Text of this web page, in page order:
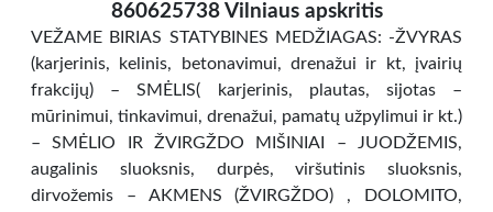
860625738 Vilniaus apskritis
VEŽAME BIRIAS STATYBINES MEDŽIAGAS: -ŽVYRAS
(karjerinis, kelinis, betonavimui, drenažui ir kt, įvairių
frakcijų) – SMĖLIS( karjerinis, plautas, sijotas –
mūrinimui, tinkavimui, drenažui, pamatų užpylimui ir kt.)
– SMĖLIO IR ŽVIRGŽDO MIŠINIAI – JUODŽEMIS,
augalinis sluoksnis, durpės, viršutinis sluoksnis,
dirvožemis – AKMENS (ŽVIRGŽDO) , DOLOMITO,